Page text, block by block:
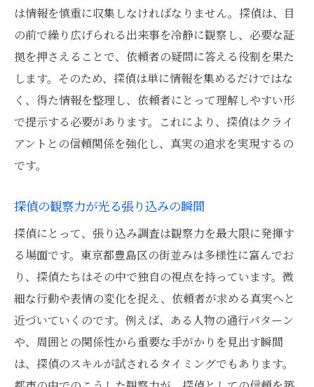
は情報を慎重に収集しなければなりません。探偵は、目
の前で繰り広げられる出来事を冷静に観察し、必要な証
拠を押さえることで、依頼者の疑問に答える役割を果た
します。そのため、探偵は単に情報を集めるだけではな
く、得た情報を整理し、依頼者にとって理解しやすい形
で提示する必要があります。これにより、探偵はクライ
アントとの信頼関係を強化し、真実の追求を実現するの
です。
探偵の観察力が光る張り込みの瞬間
探偵にとって、張り込み調査は観察力を最大限に発揮す
る場面です。東京都豊島区の街並みは多様性に富んでお
り、探偵たちはその中で独自の視点を持っています。微
細な行動や表情の変化を捉え、依頼者が求める真実へと
近づいていくのです。例えば、ある人物の通行パターン
や、周囲との関係性から重要な手がかりを見出す瞬間
は、探偵のスキルが試されるタイミングでもあります。